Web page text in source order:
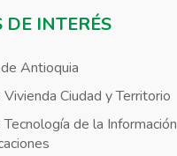
DE INTERÉS
Antioquia
Ciudad y Territorio
de la Información